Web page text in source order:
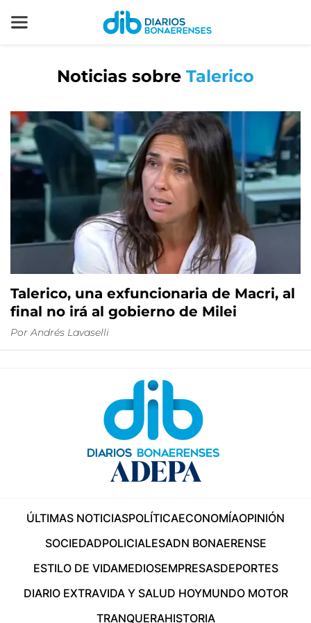
Noticias sobre Talerico
Talerico, una exfuncionaria de Macri, al
final no irá al gobierno de Milei
Por Andrés Lavaselli
ÚLTIMAS NOTICIASPOLÍTICAECONOMÍAOPINIÓN
SOCIEDADPOLICIALESADN BONAERENSE
ESTILO DE VIDAMEDIOSEMPRESASDEPORTES
DIARIO EXTRAVIDA Y SALUD HOYMUNDO MOTOR
TRANQUERAHISTORIA